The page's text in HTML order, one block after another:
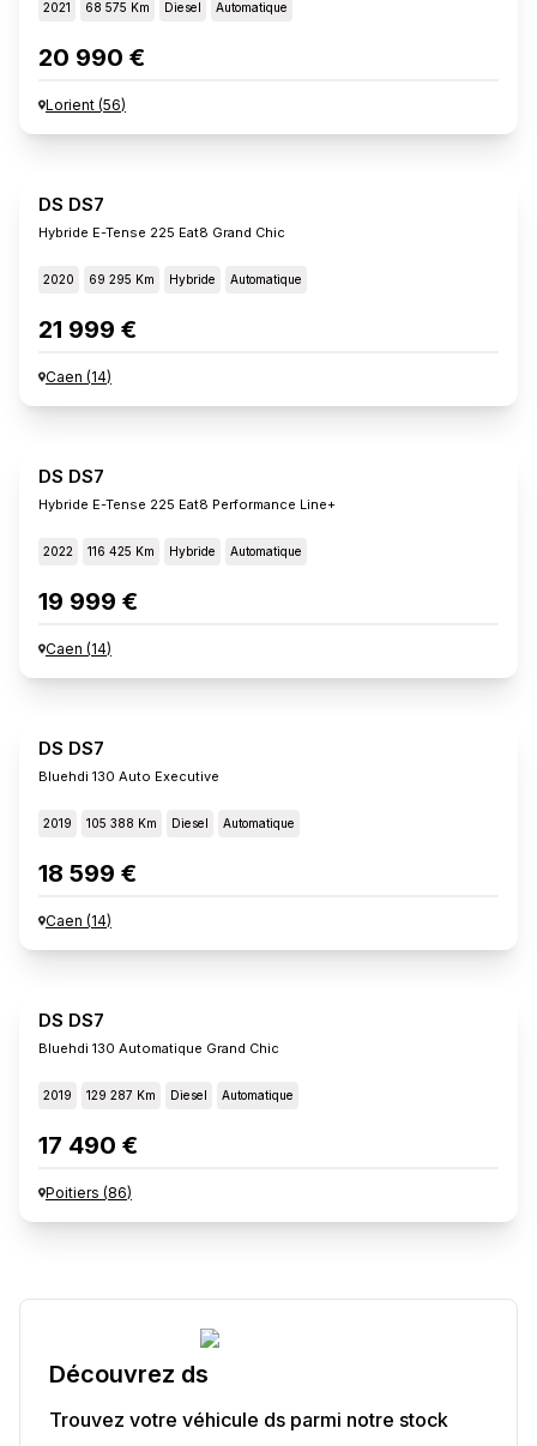
2021 68 575 Km Diesel Automatique
20 990 €
Lorient (56)
DS DS7
Hybride E-Tense 225 Eat8 Grand Chic
2020 69 295 Km Hybride Automatique
21 999 €
Caen (14)
DS DS7
Hybride E-Tense 225 Eat8 Performance Line+
2022 116 425 Km Hybride Automatique
19 999 €
Caen (14)
DS DS7
Bluehdi 130 Auto Executive
2019 105 388 Km Diesel Automatique
18 599 €
Caen (14)
DS DS7
Bluehdi 130 Automatique Grand Chic
2019 129 287 Km Diesel Automatique
17 490 €
Poitiers (86)
Découvrez ds
Trouvez votre véhicule ds parmi notre stock